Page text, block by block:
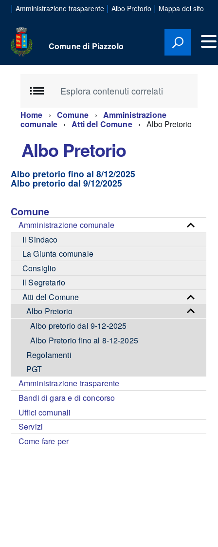
| Amministrazione trasparente | Albo Pretorio | Mappa del sito
Comune di Piazzolo
Esplora contenuti correlati
Home Comune
Amministrazione
comunale
Atti del Comune Albo Pretorio
Albo Pretorio
Albo pretorio fino al 8/12/2025
Albo pretorio dal 9/12/2025
Comune
Amministrazione comunale
Il Sindaco
La Giunta comunale
Consiglio
Il Segretario
Atti del Comune
Albo Pretorio
Albo pretorio dal 9-12-2025
Albo Pretorio fino al 8-12-2025
Regolamenti
PGT
Amministrazione trasparente
Bandi di gara e di concorso
Uffici comunali
Servizi
Come fare per